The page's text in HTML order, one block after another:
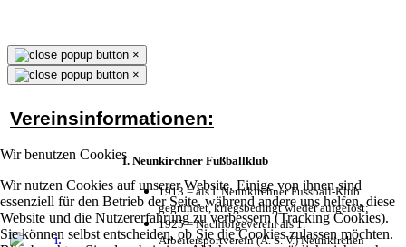
Wir benutzen Cookies
Wir nutzen Cookies auf unserer Website. Einige von ihnen sind
essenziell für den Betrieb der Seite, während andere uns helfen, diese
Website und die Nutzererfahrung zu verbessern (Tracking Cookies).
Sie können selbst entscheiden, ob Sie die Cookies zulassen möchten.
×
×
Vereinsinformationen:
I. Neunkirchner Fußballklub
1913 = als I. Neunkirchner Fussball-Klub
gegründet, kriegsbedingt wieder aufgelöst;
1925 = Nachfolgeverein als 1.
Arbeitersportverein (A. S. V.) Neunkirchen